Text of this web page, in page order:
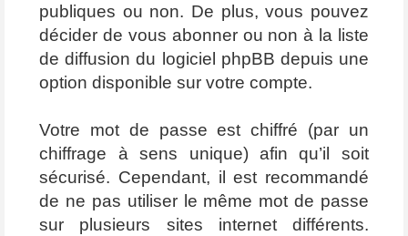
publiques ou non. De plus, vous pouvez
décider de vous abonner ou non à la liste
de diffusion du logiciel phpBB depuis une
option disponible sur votre compte.
Votre mot de passe est chiffré (par un
chiffrage à sens unique) afin qu’il soit
sécurisé. Cependant, il est recommandé
de ne pas utiliser le même mot de passe
sur plusieurs sites internet différents.